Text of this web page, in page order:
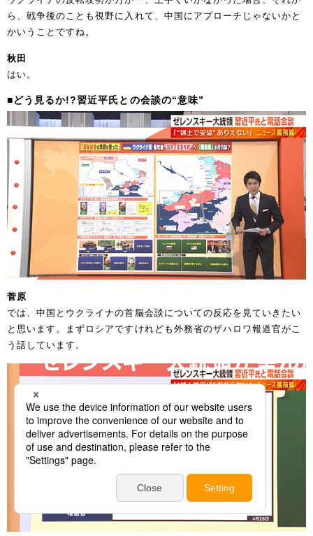
ら、戦争後のことも視野に入れて、中国にアプローチじゃないかと
かいうことですね。
秋田
はい。
■どう見るか!?習近平氏との会談の“意味”
菅原
では、中国とウクライナの首脳会談についての反応を見ていきたい
と思います。まずロシアですけれども外務省のザハロワ報道官がこ
う話しています。